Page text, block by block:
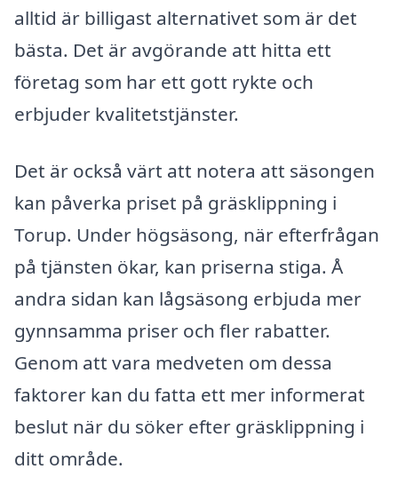
alltid är billigast alternativet som är det
bästa. Det är avgörande att hitta ett
företag som har ett gott rykte och
erbjuder kvalitetstjänster.
Det är också värt att notera att säsongen
kan påverka priset på gräsklippning i
Torup. Under högsäsong, när efterfrågan
på tjänsten ökar, kan priserna stiga. Å
andra sidan kan lågsäsong erbjuda mer
gynnsamma priser och fler rabatter.
Genom att vara medveten om dessa
faktorer kan du fatta ett mer informerat
beslut när du söker efter gräsklippning i
ditt område.